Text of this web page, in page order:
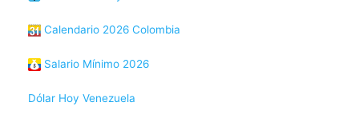
Calendario 2026 Colombia
Salario Mínimo 2026
Dólar Hoy Venezuela